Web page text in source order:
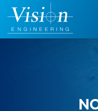
Saltar
contenido